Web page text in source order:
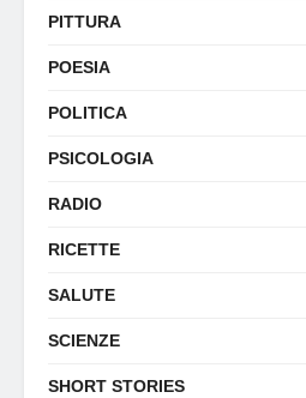
PITTURA
POESIA
POLITICA
PSICOLOGIA
RADIO
RICETTE
SALUTE
SCIENZE
SHORT STORIES